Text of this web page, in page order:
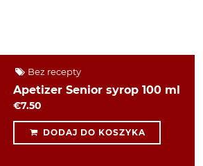
Bez recepty
Apetizer Senior syrop 100 ml
€7.50
DODAJ DO KOSZYKA